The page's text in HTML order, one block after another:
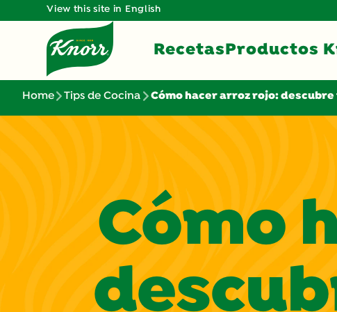
View this site in English
RecetasProductos
Home Tips de Cocina Cómo hacer arroz rojo:
Cómo